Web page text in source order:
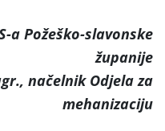
a Požeško-slavonske
županije
načelnik Odjela za
mehanizaciju